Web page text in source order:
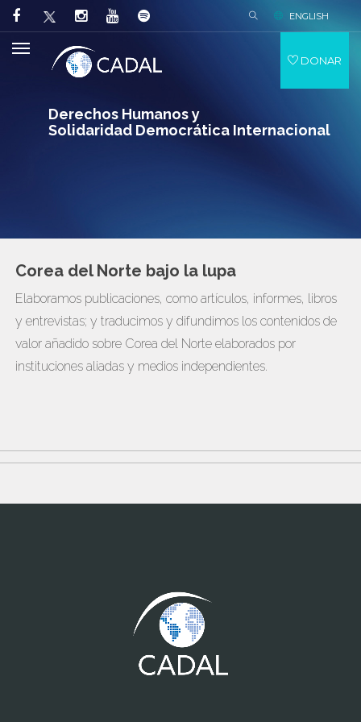
Derechos Humanos y
Solidaridad Democrática Internacional
ENGLISH
DONAR
Corea del Norte bajo la lupa
Elaboramos publicaciones, como artículos, informes, libros
y entrevistas; y traducimos y difundimos los contenidos de
valor añadido sobre Corea del Norte elaborados por
instituciones aliadas y medios independientes.